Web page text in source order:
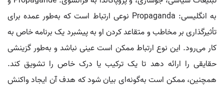
به انگلیسی: Propaganda نوعی ارتباط است که به‌طور عمده برای
تأثیرگذاری بر مخاطب و متقاعد کردن او به پیشبرد یک برنامه خاص به
کار می‌رود. این نوع ارتباط ممکن است عینی نباشد و به‌طور گزینشی
حقایقی را ارائه دهد تا یک ترکیب یا درک خاص را تشویق کند.
همچنین، ممکن است به‌گونه‌ای بیان شود که هدف آن ایجاد واکنش